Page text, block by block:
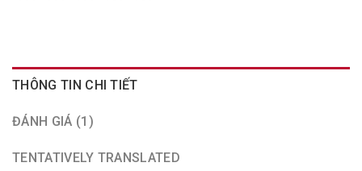
THÔNG TIN CHI TIẾT
ĐÁNH GIÁ (1)
TENTATIVELY TRANSLATED